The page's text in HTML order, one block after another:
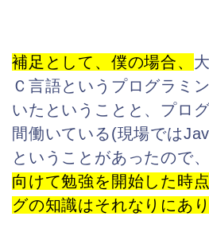
補足として、僕の場合、
Ｃ言語というプログラミ
いたということと、プロ
間働いている(現場では
ということがあったので、
向けて勉強を開始した時点
グの知識はそれなりにあ